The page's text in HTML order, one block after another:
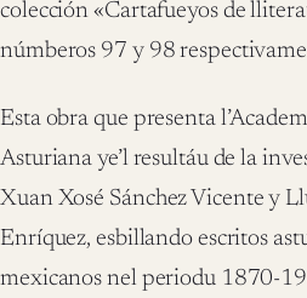
colección «Cartafueyos de
númberos 97 y 98
Esta obra que presenta
Asturiana ye’l resultáu de la
Xuan Xosé Sánchez Vicente y
Enríquez, esbillando escritos
mexicanos nel periodu 1870-